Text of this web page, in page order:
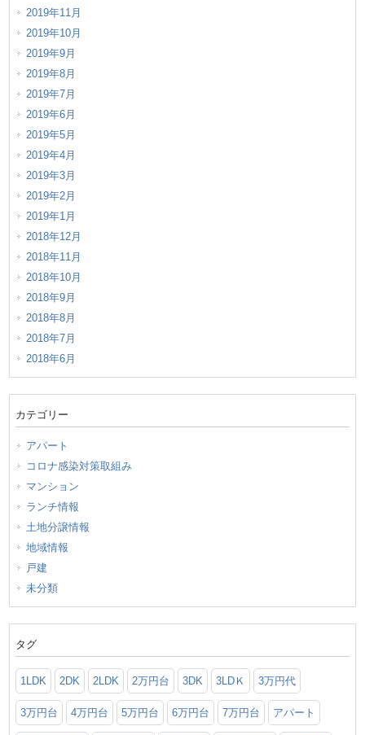
2019年11月
2019年10月
2019年9月
2019年8月
2019年7月
2019年6月
2019年5月
2019年4月
2019年3月
2019年2月
2019年1月
2018年12月
2018年11月
2018年10月
2018年9月
2018年8月
2018年7月
2018年6月
カテゴリー
アパート
コロナ感染対策取組み
マンション
ランチ情報
土地分譲情報
地域情報
戸建
未分類
タグ
1LDK 2DK 2LDK 2万円台 3DK 3LDＫ 3万円代
3万円台 4万円台 5万円台 6万円台 7万円台 アパート